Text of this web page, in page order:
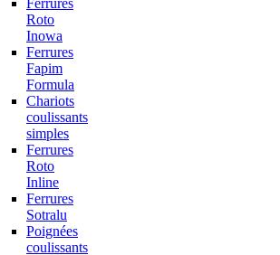
Roto
Inowa
Ferrures
Fapim
Formula
Chariots
coulissants
simples
Ferrures
Roto
Inline
Ferrures
Sotralu
Poignées
coulissants